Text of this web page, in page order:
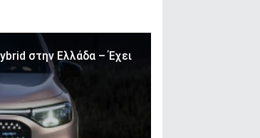
στην Ελλάδα – Έχει